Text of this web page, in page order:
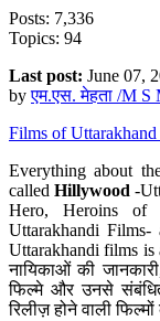
Posts: 7,336
Topics: 94
Last post: June 07,
byएम.एस. मेहता /M S
Films of Uttarakhand
Everything about
calledHillywood-
Hero, Heroins of
Uttarakhandi
Uttarakhandi films is
नायिकाओं की
फिल्मे और उनसे
रिलीज़ होने वाली